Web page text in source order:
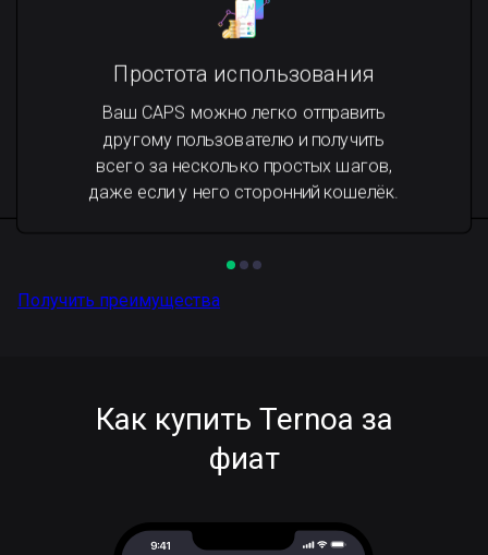
Простота использования
Ваш CAPS можно легко отправить
другому пользователю и получить
всего за несколько простых шагов,
даже если у него сторонний кошелёк.
Получить преимущества
Как купить Ternoa за
фиат